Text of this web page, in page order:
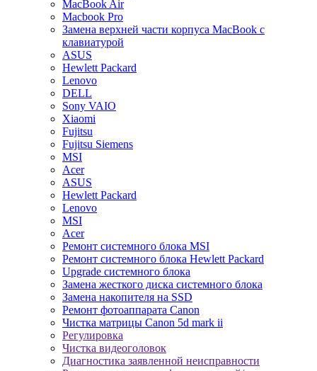
MacBook Air
Macbook Pro
Замена верхней части корпуса MacBook с
клавиатурой
ASUS
Hewlett Packard
Lenovo
DELL
Sony VAIO
Xiaomi
Fujitsu
Fujitsu Siemens
MSI
Acer
ASUS
Hewlett Packard
Lenovo
MSI
Acer
Ремонт системного блока MSI
Ремонт системного блока Hewlett Packard
Upgrade системного блока
Замена жесткого диска системного блока
Замена накопителя на SSD
Ремонт фотоаппарата Canon
Чистка матрицы Canon 5d mark ii
Регулировка
Чистка видеоголовок
Диагностика заявленной неисправности